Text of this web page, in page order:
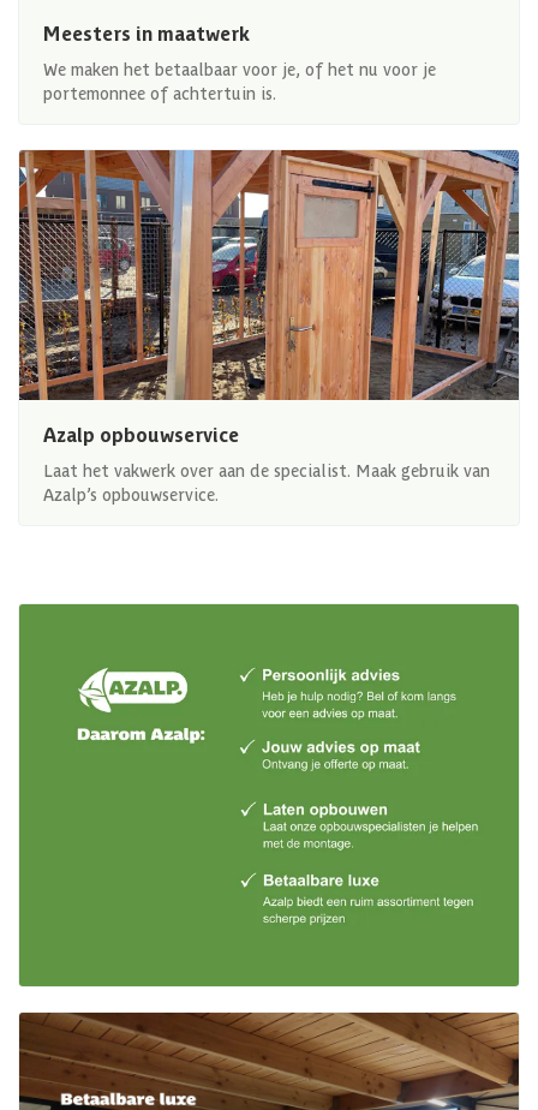
Meesters in maatwerk
We maken het betaalbaar voor je, of het nu voor je
portemonnee of achtertuin is.
Azalp opbouwservice
Laat het vakwerk over aan de specialist. Maak gebruik van
Azalp’s opbouwservice.